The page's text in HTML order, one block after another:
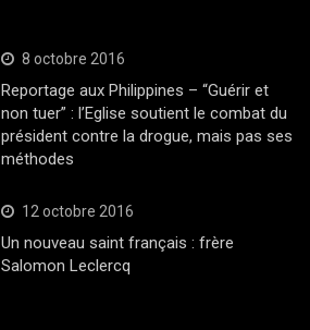
8 octobre 2016
Reportage aux Philippines – “Guérir et
non tuer” : l’Eglise soutient le combat du
président contre la drogue, mais pas ses
méthodes
12 octobre 2016
Un nouveau saint français : frère
Salomon Leclercq